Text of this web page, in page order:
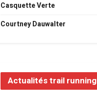
Casquette Verte
Courtney Dauwalter
Actualités trail running